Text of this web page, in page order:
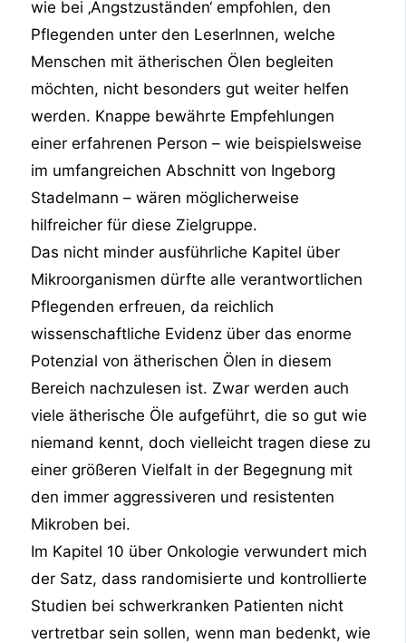
wie bei ‚Angstzuständen‘ empfohlen, den
Pflegenden unter den LeserInnen, welche
Menschen mit ätherischen Ölen begleiten
möchten, nicht besonders gut weiter helfen
werden. Knappe bewährte Empfehlungen
einer erfahrenen Person – wie beispielsweise
im umfangreichen Abschnitt von Ingeborg
Stadelmann – wären möglicherweise
hilfreicher für diese Zielgruppe.
Das nicht minder ausführliche Kapitel über
Mikroorganismen dürfte alle verantwortlichen
Pflegenden erfreuen, da reichlich
wissenschaftliche Evidenz über das enorme
Potenzial von ätherischen Ölen in diesem
Bereich nachzulesen ist. Zwar werden auch
viele ätherische Öle aufgeführt, die so gut wie
niemand kennt, doch vielleicht tragen diese zu
einer größeren Vielfalt in der Begegnung mit
den immer aggressiveren und resistenten
Mikroben bei.
Im Kapitel 10 über Onkologie verwundert mich
der Satz, dass randomisierte und kontrollierte
Studien bei schwerkranken Patienten nicht
vertretbar sein sollen, wenn man bedenkt, wie